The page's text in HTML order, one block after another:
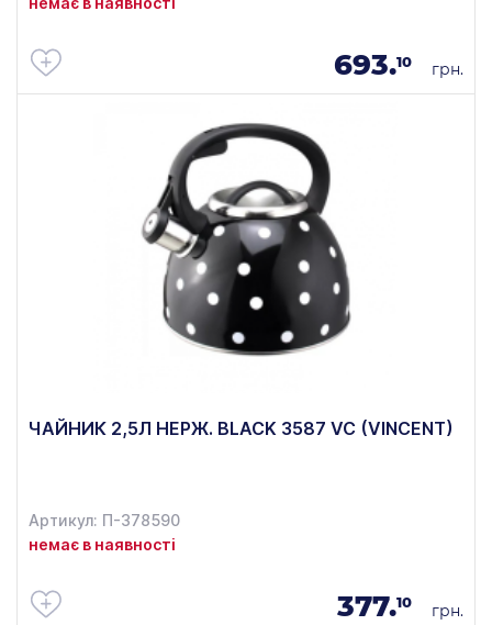
693.10 грн.
ЧАЙНИК 2,5Л НЕРЖ. BLACK 3587 VC (VINCENT)
Артикул: П-378590
немає в наявності
377.10 грн.